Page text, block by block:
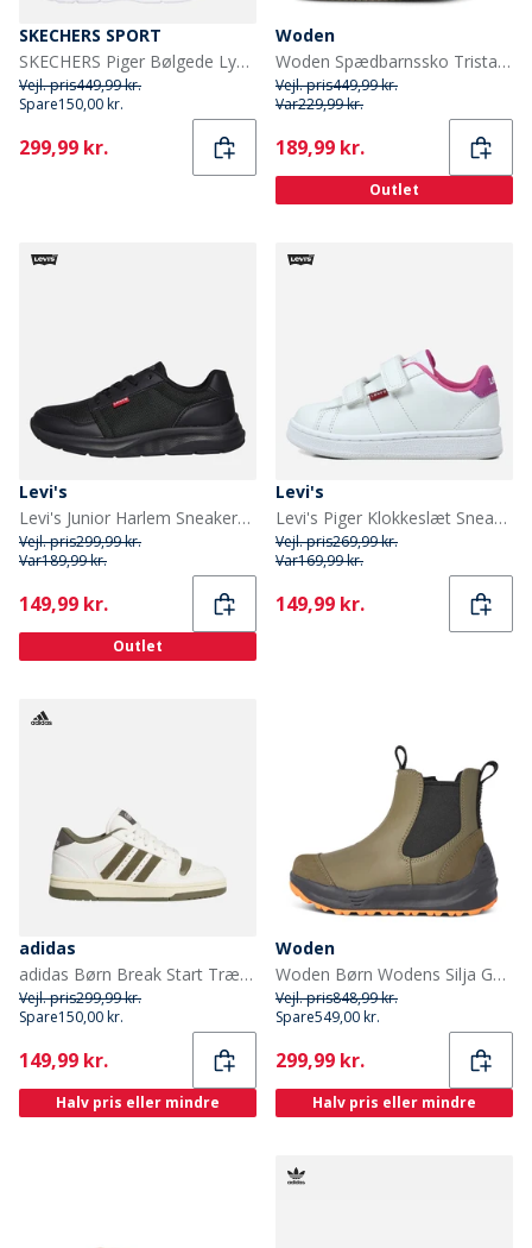
SKECHERS SPORT
SKECHERS Piger Bølgede Lys Sneakers Pink
Vejl. pris449,99 kr.
Spare150,00 kr.
Current
299,99 kr.
Woden
Woden Spædbarnssko Tristan Pearl Prewalker til Piger 780 Fudge
Vejl. pris449,99 kr.
Var229,99 kr.
Current
189,99 kr.
Outlet
Levi's
Levi's Junior Harlem Sneakers Sort/Sort 0562 Black Black 0562
Vejl. pris299,99 kr.
Var189,99 kr.
Current
149,99 kr.
Outlet
Levi's
Levi's Piger Klokkeslæt Sneakers White Fuxia 0069
Vejl. pris269,99 kr.
Var169,99 kr.
Current
149,99 kr.
adidas
adidas Børn Break Start Træningssko Chalk White/Olive Strata/Charcoal
Vejl. pris299,99 kr.
Spare150,00 kr.
Current
149,99 kr.
Halv pris eller mindre
Woden
Woden Børn Wodens Silja Gummistøvler 295 Dark Olive
Vejl. pris848,99 kr.
Spare549,00 kr.
Current
299,99 kr.
Halv pris eller mindre